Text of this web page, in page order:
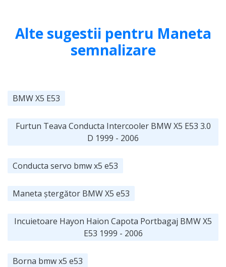
Alte sugestii pentru Maneta
semnalizare
BMW X5 E53
Furtun Teava Conducta Intercooler BMW X5 E53 3.0
D 1999 - 2006
Conducta servo bmw x5 e53
Maneta ștergător BMW X5 e53
Incuietoare Hayon Haion Capota Portbagaj BMW X5
E53 1999 - 2006
Borna bmw x5 e53